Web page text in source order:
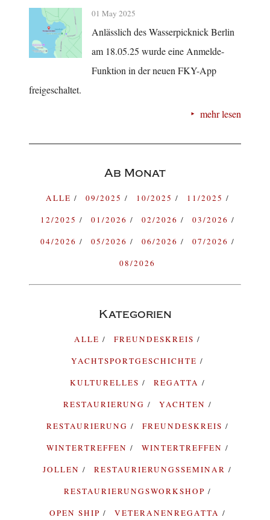
01 May 2025
Anlässlich des Wasserpicknick Berlin
am 18.05.25 wurde eine Anmelde-
Funktion in der neuen FKY-App
freigeschaltet.
mehr lesen
Ab Monat
ALLE 09/2025 10/2025
11/2025
12/2025
01/2026 02/2026
03/2026
04/2026
05/2026 06/2026
07/2026
08/2026
Kategorien
ALLE
FREUNDESKREIS
YACHTSPORTGESCHICHTE
KULTURELLES
REGATTA
RESTAURIERUNG
YACHTEN
RESTAURIERUNG
FREUNDESKREIS
WINTERTREFFEN
WINTERTREFFEN
JOLLEN
RESTAURIERUNGSSEMINAR
RESTAURIERUNGSWORKSHOP
OPEN SHIP
VETERANENREGATTA